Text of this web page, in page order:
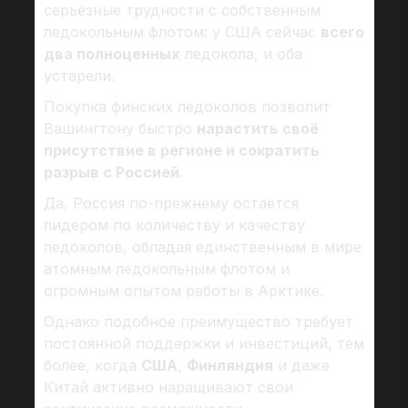
серьёзные трудности с собственным
ледокольным флотом: у США сейчас всего
два полноценных ледокола, и оба
устарели.
Покупка финских ледоколов позволит
Вашингтону быстро нарастить своё
присутствие в регионе и сократить
разрыв с Россией.
Да, Россия по-прежнему остаётся
лидером по количеству и качеству
ледоколов, обладая единственным в мире
атомным ледокольным флотом и
огромным опытом работы в Арктике.
Однако подобное преимущество требует
постоянной поддержки и инвестиций, тем
более, когда США, Финляндия и даже
Китай активно наращивают свои